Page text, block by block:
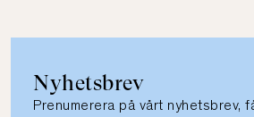
Nyhetsbrev
Prenumerera på vårt nyhetsbrev,